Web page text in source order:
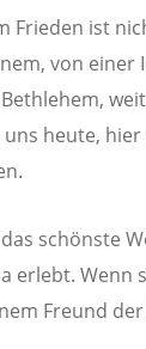
Frieden ist
von
heute,
schönste
erlebt. Wenn
Freund